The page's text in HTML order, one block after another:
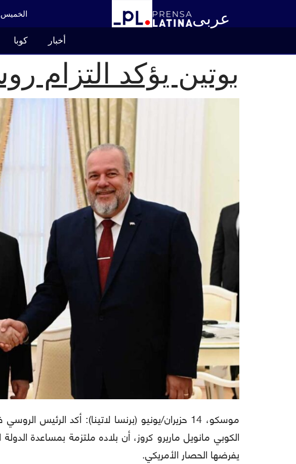
عربى الخميس,
أخبار كوبا
بوتين يؤكد التزام
موسكو، 14 حزيران/يونيو (برنسا لاتينا): أكد الرئيس
الكوبي مانويل ماريرو كروز، أن بلاده ملتزمة بمساعدة
يفرضها الحصار الأمريكي.